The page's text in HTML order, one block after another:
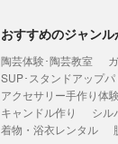
おすすめのジャン
陶芸体験･陶芸教室
SUP･スタンドアップ
アクセサリー手作り体
キャンドル作り
シル
着物・浴衣レンタル